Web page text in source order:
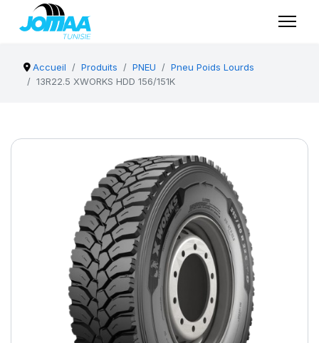
Accueil Produits PNEU
Pneu Poids Lourds
13R22.5 XWORKS HDD 156/151K